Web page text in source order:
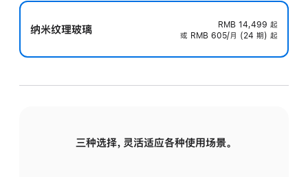
纳米纹理玻璃 RMB 14,499 起
或 RMB 605/月 (24 期) 起
三种选择，灵活适应各种使用场景。